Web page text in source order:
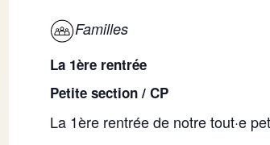
Familles
La 1ère rentrée
Petite section / CP
La 1ère rentrée de notre tout·e